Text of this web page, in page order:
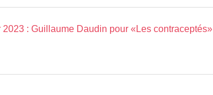
: Guillaume Daudin pour «Les contraceptés»